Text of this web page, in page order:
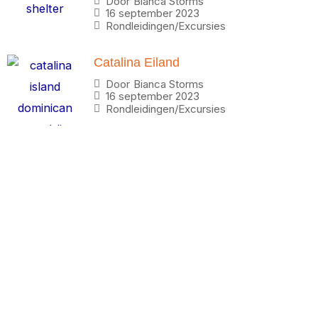
16 september 2023
Rondleidingen/Excursies
Catalina Eiland
Door Bianca Storms
16 september 2023
Rondleidingen/Excursies